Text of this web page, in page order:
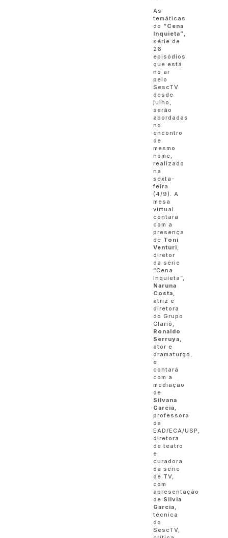
As
temáticas
do “Cena
Inquieta”,
série de
26
episódios
que está
no ar
pelo
SescTV
desde
julho,
serão
abordadas
no
encontro
de
mesmo
nome,
realizado
na
sexta-
feira
(4/9). A
mesa
virtual
contará
com a
presença
de Toni
Venturi,
diretor
da série
“Cena
Inquieta”,
Naruna
Costa,
atriz e
diretora
do Grupo
Clariô,
Ronaldo
Serruya,
ator e
dramaturgo,
e
contará
com a
mediação
de
Silvana
Garcia,
professora
da
EAD/ECA/USP,
diretora
de teatro
e
curadora
da série
de TV,
com
apresentação
de Silvia
Garcia,
técnica
do
SescTV,